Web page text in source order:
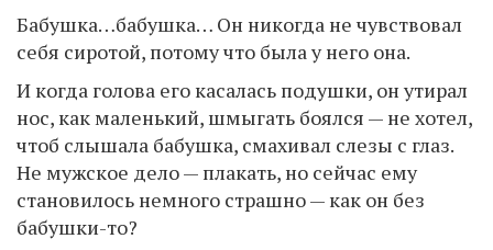
Бабушка…бабушка… Он никогда не чувствовал
себя сиротой, потому что была у него она.
И когда голова его касалась подушки, он утирал
нос, как маленький, шмыгать боялся — не хотел,
чтоб слышала бабушка, смахивал слезы с глаз.
Не мужское дело — плакать, но сейчас ему
становилось немного страшно — как он без
бабушки-то?